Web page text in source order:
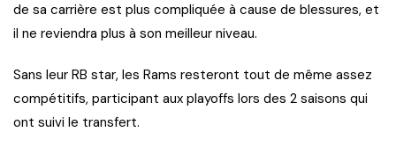
de sa carrière est plus compliquée à cause de blessures, et
il ne reviendra plus à son meilleur niveau.
Sans leur RB star, les Rams resteront tout de même assez
compétitifs, participant aux playoffs lors des 2 saisons qui
ont suivi le transfert.